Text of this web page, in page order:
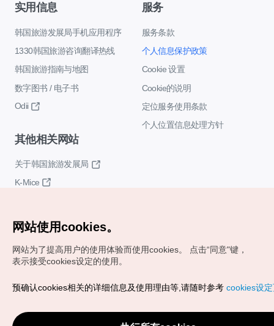
实用信息
韩国旅游发展局手机应用程序
1330韩国旅游咨询翻译热线
韩国旅游指南与地图
数字图书 / 电子书
Odii
服务
服务条款
个人信息保护政策
Cookie 设置
Cookie的说明
定位服务使用条款
个人位置信息处理方针
其他相关网站
关于韩国旅游发展局
K-Mice
Copyrights (c) 韩国旅游发展局版权所有
VISITKOREA官方邮箱
chnsim@knto.or.kr
网站使用cookies。
网站为了提高用户的使用体验而使用cookies。
点击“同意"键，
表示接受cookies设定的使用。
预确认cookies相关的详细信息及使用理由等,请随时参考 cookies设